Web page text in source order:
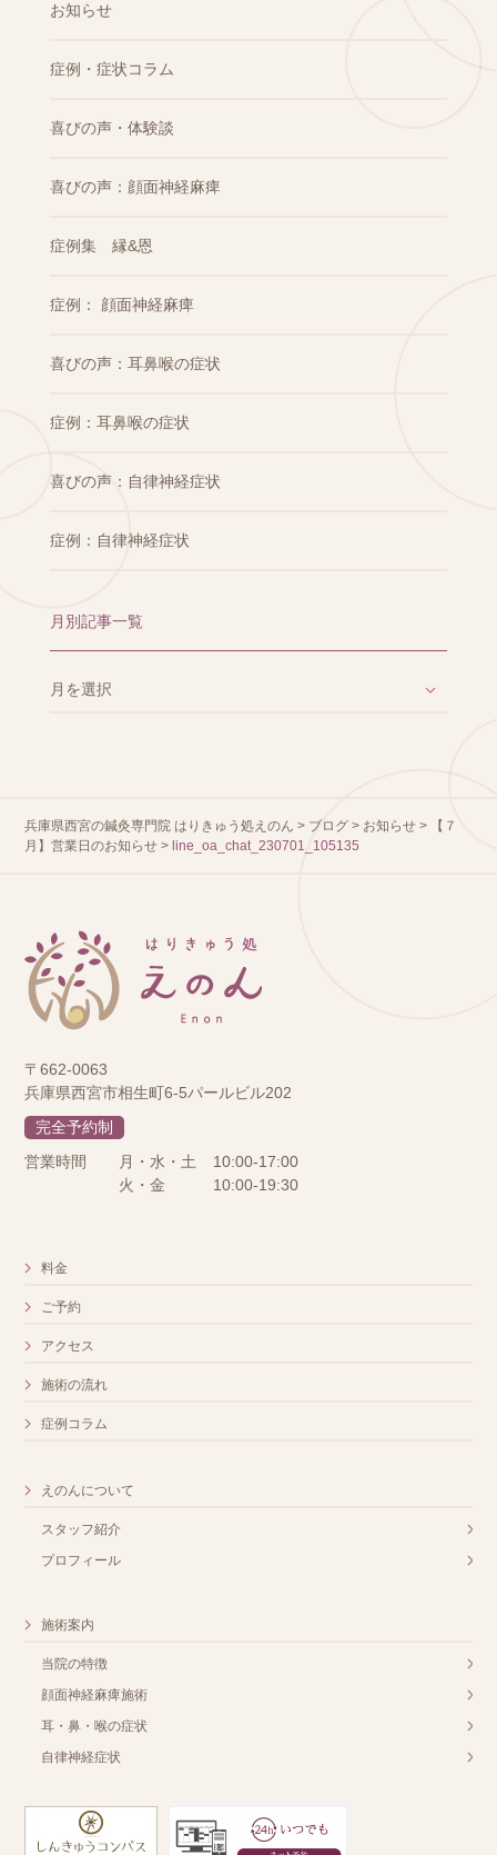
お知らせ
症例・症状コラム
喜びの声・体験談
喜びの声：顔面神経麻痺
症例集 縁&恩
症例： 顔面神経麻痺
喜びの声：耳鼻喉の症状
症例：耳鼻喉の症状
喜びの声：自律神経症状
症例：自律神経症状
月別記事一覧
兵庫県西宮の鍼灸専門院 はりきゅう処えのん > ブログ > お知らせ >
【７
月】営業日のお知らせ > line_oa_chat_230701_105135
〒662-0063
兵庫県西宮市相生町6-5パールビル202
完全予約制
営業時間
月・水・土
10:00-17:00
火・金
10:00-19:30
料金
ご予約
アクセス
施術の流れ
症例コラム
えのんについて
スタッフ紹介
プロフィール
施術案内
当院の特徴
顔面神経麻痺施術
耳・鼻・喉の症状
自律神経症状